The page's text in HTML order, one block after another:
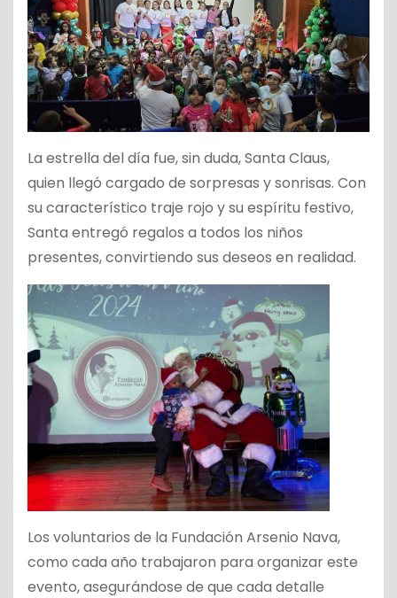
La estrella del día fue, sin duda, Santa Claus,
quien llegó cargado de sorpresas y sonrisas. Con
su característico traje rojo y su espíritu festivo,
Santa entregó regalos a todos los niños
presentes, convirtiendo sus deseos en realidad.
Los voluntarios de la Fundación Arsenio Nava,
como cada año trabajaron para organizar este
evento, asegurándose de que cada detalle